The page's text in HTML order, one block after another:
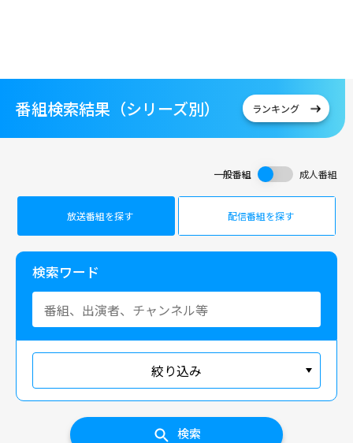
番組検索結果（シリーズ別） ランキング
一般番組 成人番組
放送番組を探す 配信番組を探す
検索ワード
絞り込み
検索